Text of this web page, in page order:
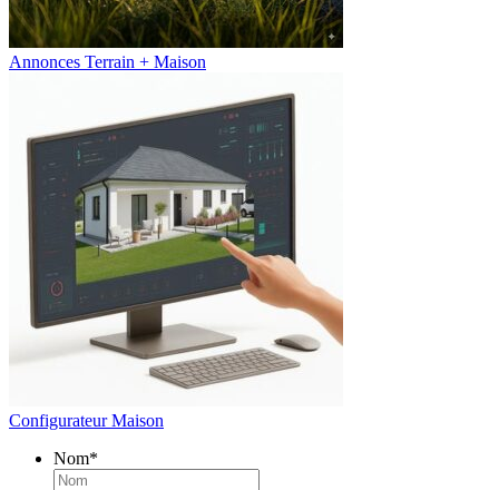
Annonces Terrain + Maison
Configurateur Maison
Nom*